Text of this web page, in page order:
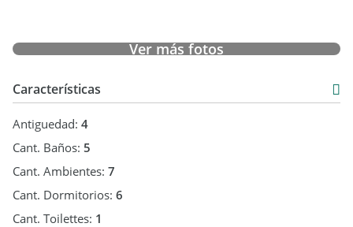
Ver más fotos
Características
Antiguedad: 4
Cant. Baños: 5
Cant. Ambientes: 7
Cant. Dormitorios: 6
Cant. Toilettes: 1